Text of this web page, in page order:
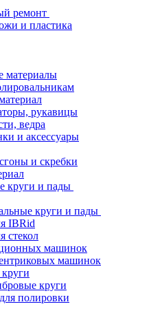
ремонт
и пластика
материалы
рукавицы
ведра
и аксессуары
и скребки
круги и пады
круги и пады
IBRid
стекол
машинок
машинок
круги
полировки